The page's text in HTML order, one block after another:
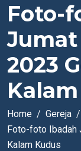
Foto-
2023
Home
Gereja
Foto-foto Ibadah
Kalam Kudus